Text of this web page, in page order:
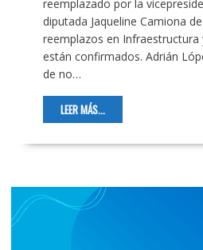
reemplazado por la
diputada Jaqueline Camiona
reemplazos en Infraestructura
están confirmados. Adrián
de no…
LEER MÁS...